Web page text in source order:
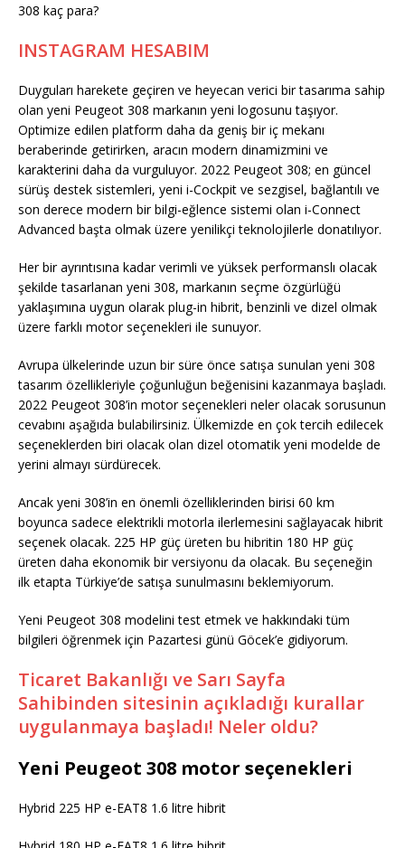
308 kaç para?
INSTAGRAM HESABIM
Duyguları harekete geçiren ve heyecan verici bir tasarıma sahip
olan yeni Peugeot 308 markanın yeni logosunu taşıyor.
Optimize edilen platform daha da geniş bir iç mekanı
beraberinde getirirken, aracın modern dinamizmini ve
karakterini daha da vurguluyor. 2022 Peugeot 308; en güncel
sürüş destek sistemleri, yeni i-Cockpit ve sezgisel, bağlantılı ve
son derece modern bir bilgi-eğlence sistemi olan i-Connect
Advanced başta olmak üzere yenilikçi teknolojilerle donatılıyor.
Her bir ayrıntısına kadar verimli ve yüksek performanslı olacak
şekilde tasarlanan yeni 308, markanın seçme özgürlüğü
yaklaşımına uygun olarak plug-in hibrit, benzinli ve dizel olmak
üzere farklı motor seçenekleri ile sunuyor.
Avrupa ülkelerinde uzun bir süre önce satışa sunulan yeni 308
tasarım özellikleriyle çoğunluğun beğenisini kazanmaya başladı.
2022 Peugeot 308’in motor seçenekleri neler olacak sorusunun
cevabını aşağıda bulabilirsiniz. Ülkemizde en çok tercih edilecek
seçeneklerden biri olacak olan dizel otomatik yeni modelde de
yerini almayı sürdürecek.
Ancak yeni 308’in en önemli özelliklerinden birisi 60 km
boyunca sadece elektrikli motorla ilerlemesini sağlayacak hibrit
seçenek olacak. 225 HP güç üreten bu hibritin 180 HP güç
üreten daha ekonomik bir versiyonu da olacak. Bu seçeneğin
ilk etapta Türkiye’de satışa sunulmasını beklemiyorum.
Yeni Peugeot 308 modelini test etmek ve hakkındaki tüm
bilgileri öğrenmek için Pazartesi günü Göcek’e gidiyorum.
Ticaret Bakanlığı ve Sarı Sayfa
Sahibinden sitesinin açıkladığı kurallar
uygulanmaya başladı! Neler oldu?
Yeni Peugeot 308 motor seçenekleri
Hybrid 225 HP e-EAT8 1.6 litre hibrit